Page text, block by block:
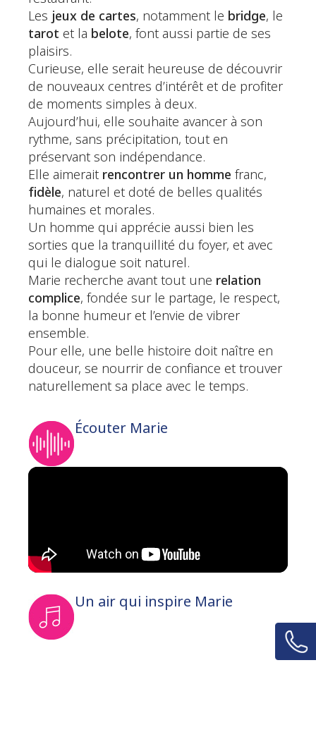
Les jeux de cartes, notamment le bridge, le
tarot et la belote, font aussi partie de ses
plaisirs.
Curieuse, elle serait heureuse de découvrir
de nouveaux centres d’intérêt et de profiter
de moments simples à deux.
Aujourd’hui, elle souhaite avancer à son
rythme, sans précipitation, tout en
préservant son indépendance.
Elle aimerait rencontrer un homme franc,
fidèle, naturel et doté de belles qualités
humaines et morales.
Un homme qui apprécie aussi bien les
sorties que la tranquillité du foyer, et avec
qui le dialogue soit naturel.
Marie recherche avant tout une relation
complice, fondée sur le partage, le respect,
la bonne humeur et l’envie de vibrer
ensemble.
Pour elle, une belle histoire doit naître en
douceur, se nourrir de confiance et trouver
naturellement sa place avec le temps.
Écouter Marie
Un air qui inspire Marie